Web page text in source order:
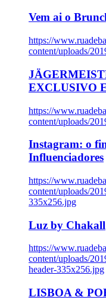
Vem ai o
https://
content/uploads/
EXCLUSIVO
https://
content/uploads/
Instagram: o
Influenciadores
https://
content/uploads/
335x256.jpg
Luz by Chakall
https://
content/uploads/
header-335x256.jpg
LISBOA &